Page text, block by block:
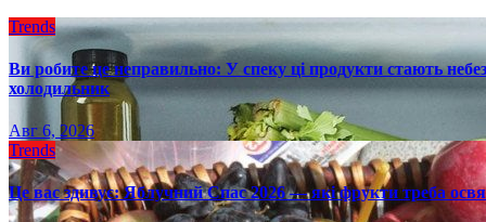
Trends
Ви робите це неправильно: У спеку ці продукти стають
холодильник
Авг 6, 2026
Trends
Це вас здивує: Яблучний Спас 2026 — які фрукти треба